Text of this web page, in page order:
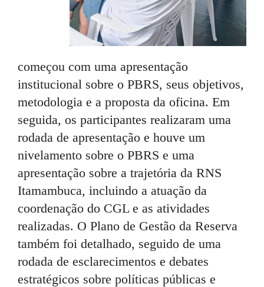
começou com uma apresentação
institucional sobre o PBRS, seus objetivos,
metodologia e a proposta da oficina. Em
seguida, os participantes realizaram uma
rodada de apresentação e houve um
nivelamento sobre o PBRS e uma
apresentação sobre a trajetória da RNS
Itamambuca, incluindo a atuação da
coordenação do CGL e as atividades
realizadas. O Plano de Gestão da Reserva
também foi detalhado, seguido de uma
rodada de esclarecimentos e debates
estratégicos sobre políticas públicas e